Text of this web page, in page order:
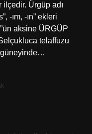
ilçedir. Ürgüp adı
-ım, -ın” ekleri
aksine ÜRGÜP
telaffuzu
güneyinde…